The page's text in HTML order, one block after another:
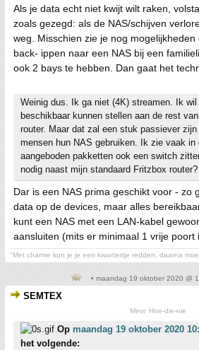
Als je data echt niet kwijt wilt raken,
zoals gezegd: als de NAS/schijven
weg. Misschien zie je nog mogelijkheden
back- ippen naar een NAS bij een
ook 2 bays te hebben. Dan gaat het
Weinig dus. Ik ga niet (4K) streamen. Ik
beschikbaar kunnen stellen aan de rest
router. Maar dat zal een stuk passiever
mensen hun NAS gebruiken. Ik zie vaak in
aangeboden pakketten ook een switch
nodig naast mijn standaard Fritzbox router?
Dar is een NAS prima geschikt voor - zo
data op de devices, maar alles
kunt een NAS met een LAN-kabel
aansluiten (mits er minimaal 1 vrije poort
"Met charme kun je je een kwartiertje redden, daarna
• maandag 19 oktober 2020 @
SEMTEX
Mevr. Hoe-die-nie
Op maandag 19 oktober 2020
het volgende: